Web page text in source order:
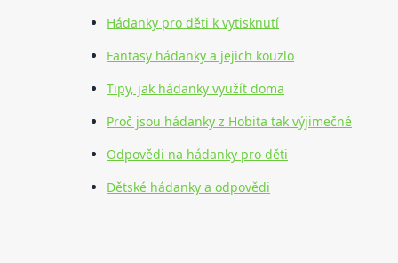
Hádanky pro děti k vytisknutí
Fantasy hádanky a jejich kouzlo
Tipy, jak hádanky využít doma
Proč jsou hádanky z Hobita tak výjimečné
Odpovědi na hádanky pro děti
Dětské hádanky a odpovědi